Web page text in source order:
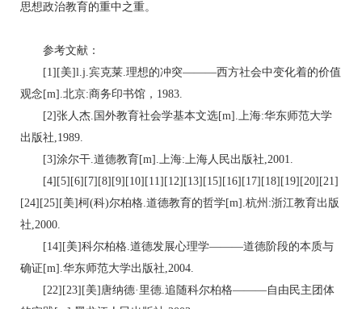
思想政治教育的重中之重。
参考文献：
[1][美]l.j.宾克莱.理想的冲突———西方社会中变化着的价值
观念[m].北京:商务印书馆，1983.
[2]张人杰.国外教育社会学基本文选[m].上海:华东师范大学
出版社,1989.
[3]涂尔干.道德教育[m].上海:上海人民出版社,2001.
[4][5][6][7][8][9][10][11][12][13][15][16][17][18][19][20][21]
[24][25][美]柯(科)尔柏格.道德教育的哲学[m].杭州:浙江教育出版
社,2000.
[14][美]科尔柏格.道德发展心理学———道德阶段的本质与
确证[m].华东师范大学出版社,2004.
[22][23][美]唐纳德·里德.追随科尔柏格———自由民主团体